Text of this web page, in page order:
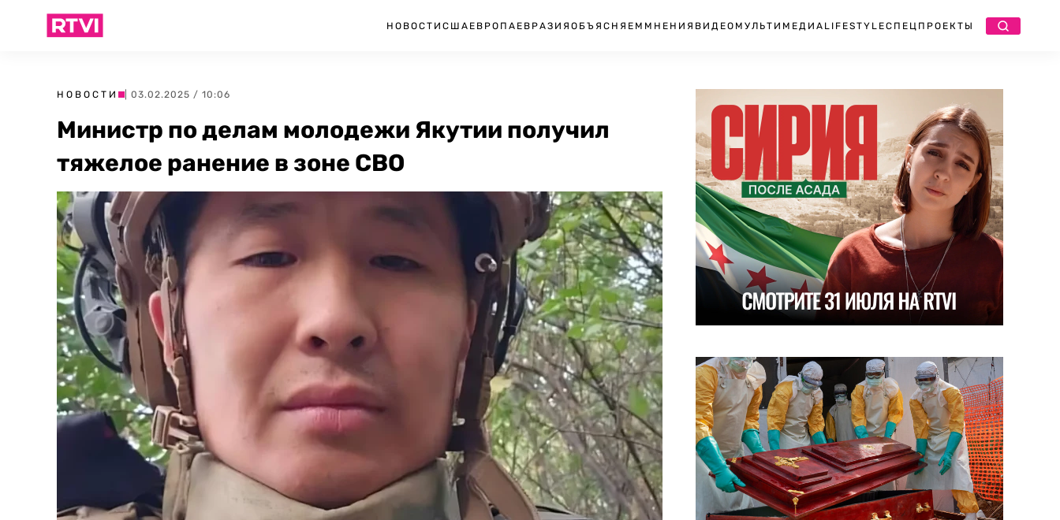
НОВОСТИ США ЕВРОПА ЕВРАЗИЯ ОБЪЯСНЯЕМ МНЕНИЯ ВИДЕО МУЛЬТИМЕДИА LIFESTYLEСПЕЦПРОЕКТЫ
НОВОСТИ | 03.02.2025 / 10:06
Министр по делам молодежи Якутии получил
тяжелое ранение в зоне СВО